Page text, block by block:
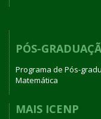
PÓS-
Programa de Pós-
Matemática
MAIS ICENP